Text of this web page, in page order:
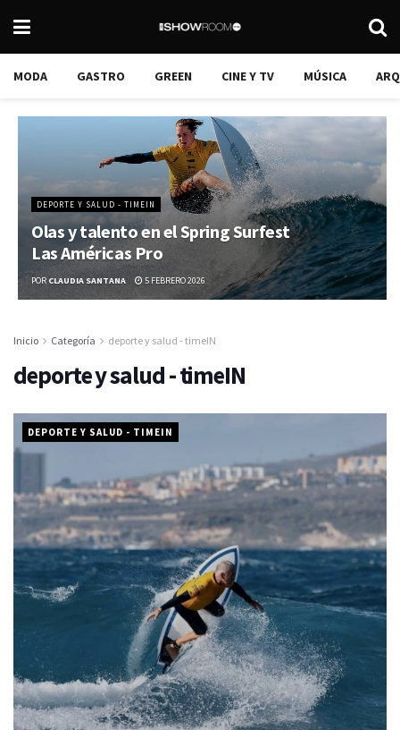
MODA GASTRO GREEN CINE Y TV MÚSICA
DEPORTE Y SALUD - TIMEIN
Olas y talento en el Spring Surfest
Las Américas Pro
POR CLAUDIA SANTANA 5 FEBRERO 2026
Inicio Categoría deporte y salud - timeIN
deporte y salud - timeIN
DEPORTE Y SALUD - TIMEIN